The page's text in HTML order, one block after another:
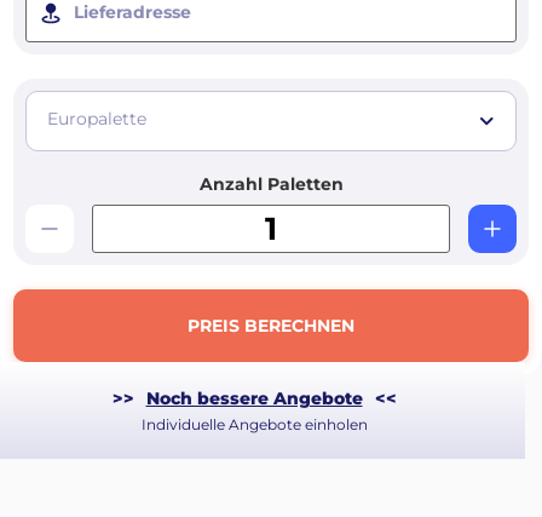
Lieferadresse
Europalette
Anzahl Paletten
PREIS BERECHNEN
>> Noch bessere Angebote <<
Individuelle Angebote einholen